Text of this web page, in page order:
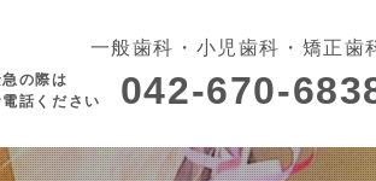
一般歯科・小児歯科・矯正歯
の際は
話ください
042-670-